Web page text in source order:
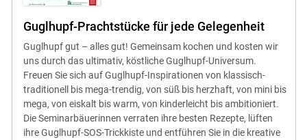
Guglhupf-Prachtstücke für jede Gelegenheit
Guglhupf gut – alles gut! Gemeinsam kochen und kosten wir
uns durch das ultimativ, köstliche Guglhupf-Universum.
Freuen Sie sich auf Guglhupf-Inspirationen von klassisch-
traditionell bis mega-trendig, von süß bis herzhaft, von mini bis
mega, von eiskalt bis warm, von kinderleicht bis ambitioniert.
Die Seminarbäuerinnen verraten ihre besten Rezepte, lüften
ihre Guglhupf-SOS-Trickkiste und entführen Sie in die kreative